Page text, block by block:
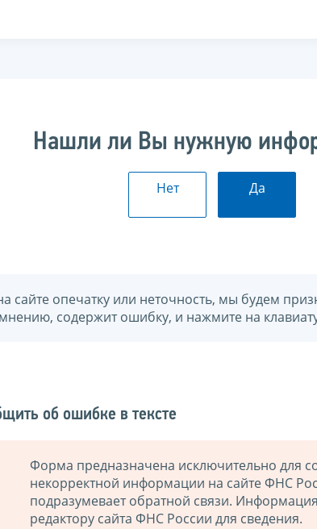
Нашли ли Вы нужную
Нет Да
сайте опечатку или неточность, мы будем
содержит ошибку, и нажмите на
об ошибке в тексте
Форма предназначена исключительно для
некорректной информации на сайте ФНС
подразумевает обратной связи.
редактору сайта ФНС России для сведения.